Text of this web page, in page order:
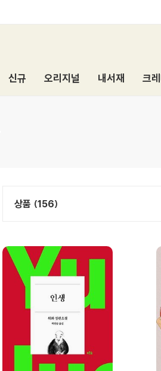
신규 오리지널 내서재 크
상품 (156)